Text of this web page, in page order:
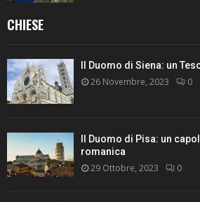
CHIESE
Il Duomo di Siena: un
26 Novembre, 2023 0
Il Duomo di Pisa: un
romanica
29 Ottobre, 2023 0